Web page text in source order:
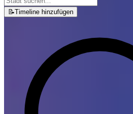
📝Timeline hinzufügen